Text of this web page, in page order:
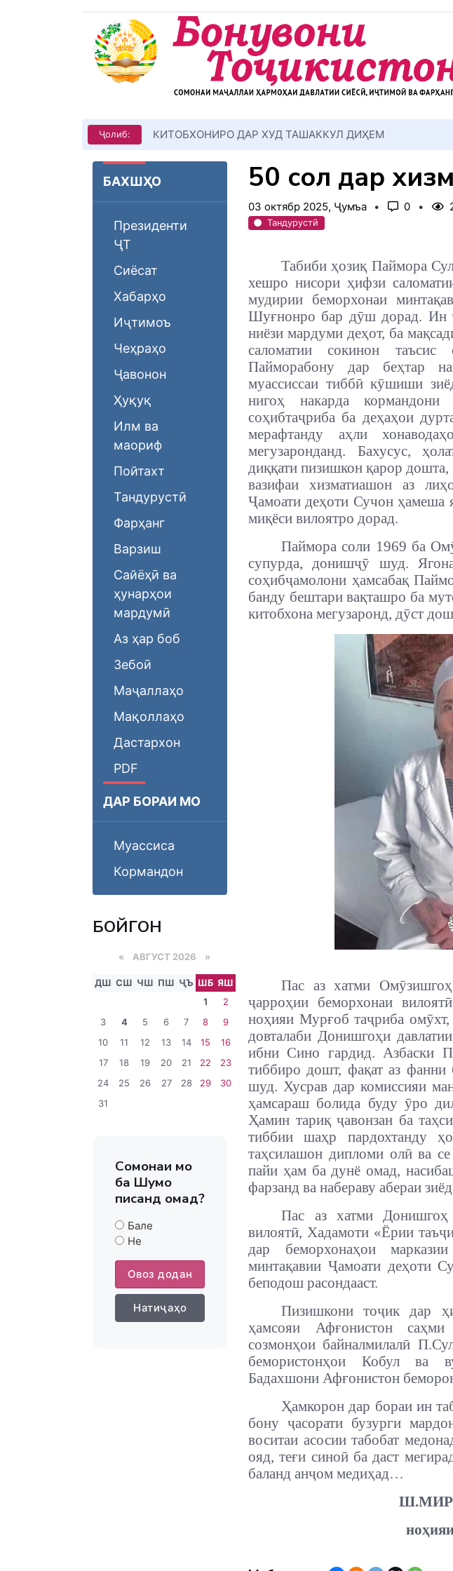
Ҷолиб: КИТОБХОНИРО ДАР ХУД ТАШАККУЛ ДИҲЕМ
БАХШҲО
Президенти
ҶТ
Сиёсат
Хабарҳо
Иҷтимоъ
Чеҳраҳо
Ҷавонон
Ҳуқуқ
Илм ва
маориф
Пойтахт
Тандурустӣ
Фарҳанг
Варзиш
Сайёҳӣ ва
ҳунарҳои
мардумӣ
Аз ҳар боб
Зебоӣ
Маҷаллаҳо
Мақоллаҳо
Дастархон
PDF
ДАР БОРАИ МО
Муассиса
Кормандон
БОЙГОНӢ
« АВГУСТ 2026 »
ДШ СШ ЧШ ПШ ҶЪ ШБ ЯШ
1
2
3
4 5 6 7 8
9
10
11 12 13 14 15
16
17
18 19 20 21 22
23
24
25 26 27 28 29
30
31
Сомонаи мо
ба Шумо
писанд омад?
Бале
Не
Овоз додан
Натиҷаҳо
50 сол дар
03 октябр 2025, Ҷумъа 0
Тандурустӣ
Табиби ҳозиқ Паймора
хешро нисори ҳифзи
мудирии беморхонаи
Шуғнонро бар дӯш дорад. Ин
ниёзи мардуми деҳот, ба
саломатии сокинон
Пайморабону дар беҳтар
муассиссаи тиббӣ кӯшиши
нигоҳ накарда
соҳибтаҷриба ба деҳаҳои
мерафтанду аҳли
мегузаронданд. Бахусус,
диққати пизишкон қарор
вазифаи хизматиашон аз
Ҷамоати деҳоти Сучон ҳамеша
миқёси вилоятро дорад.
Паймора соли 1969 ба
супурда, донишҷӯ шуд.
соҳибҷамолони ҳамсабақ
банду бештари вақташро ба
китобхона мегузаронд, дӯст
Пас аз хатми
ҷарроҳии беморхонаи
ноҳияи Мурғоб таҷриба
довталаби Донишгоҳи
ибни Сино гардид. Азбаски
тиббиро дошт, фақат аз
шуд. Хусрав дар комиссияи
ҳамсараш болида буду ӯро
Ҳамин тариқ ҷавонзан ба
тиббии шаҳр пардохтанду
таҳсилашон дипломи олӣ ва
пайи ҳам ба дунё омад,
фарзанд ва набераву абераи
Пас аз хатми
вилоятӣ, Хадамоти «Ёрии
дар беморхонаҳои
минтақавии Ҷамоати деҳоти
беподош расондааст.
Пизишкони тоҷик дар
ҳамсояи Афғонистон
созмонҳои байналмилалӣ
бемористонҳои Кобул ва
Бадахшони Афғонистон
Ҳамкорон дар бораи ин
бону ҷасорати бузурги
воситаи асосии табобат
ояд, теғи синоӣ ба даст
баланд анҷом медиҳад…